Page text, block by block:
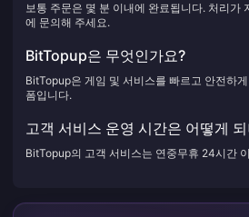
보통 주문은 몇 분 이내에 완료됩니다. 처리가
에 문의해 주세요.
BitTopup은 무엇인가요?
BitTopup은 게임 및 서비스를 빠르고 안전하
폼입니다.
고객 서비스 운영 시간은 어떻게
BitTopup의 고객 서비스는 연중무휴 24시간